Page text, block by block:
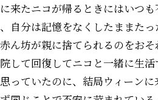
たニコが帰るときにはいつも
自分は記憶をなくしたままた
ん坊が親に捨てられるのをおそ
して回復してニコと一緒に生
っていたのに、結局ウィーン